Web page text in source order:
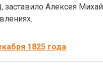
заставило Алексея
1825 года